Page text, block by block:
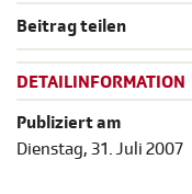
Beitrag teilen
DETAILINFORMATION
Publiziert am
Dienstag, 31. Juli 2007